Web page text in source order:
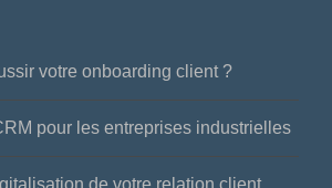
votre onboarding client ?
pour les entreprises industrielles